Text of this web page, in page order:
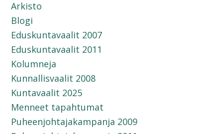
Arkisto
Blogi
Eduskuntavaalit 2007
Eduskuntavaalit 2011
Kolumneja
Kunnallisvaalit 2008
Kuntavaalit 2025
Menneet tapahtumat
Puheenjohtajakampanja 2009